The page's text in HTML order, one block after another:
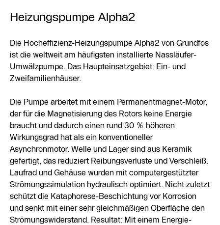
Heizungspumpe Alpha2
Die Hocheffizienz-Heizungspumpe Alpha2 von Grundfos
ist die weltweit am häufigsten installierte Nassläufer-
Umwälzpumpe. Das Haupteinsatzgebiet: Ein- und
Zweifamilienhäuser.
Die Pumpe arbeitet mit einem Permanentmagnet-Motor,
der für die Magnetisierung des Rotors keine Energie
braucht und dadurch einen rund 30 % höheren
Wirkungsgrad hat als ein konventioneller
Asynchronmotor. Welle und Lager sind aus Keramik
gefertigt, das reduziert Reibungsverluste und Verschleiß.
Laufrad und Gehäuse wurden mit computergestützter
Strömungssimulation hydraulisch optimiert. Nicht zuletzt
schützt die Kataphorese-Beschichtung vor Korrosion
und senkt mit einer sehr gleichmäßigen Oberfläche den
Strömungswiderstand. Resultat: Mit einem Energie-